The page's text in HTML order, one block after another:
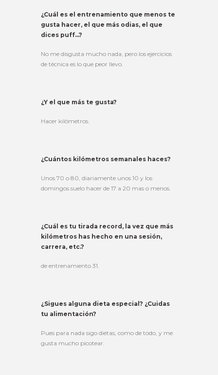
¿Cuál es el entrenamiento que menos te
gusta hacer, el que más odias, el que
dices puff…?
No me disgusta mucho nada, pero los ejercicios
de técnica es lo que peor llevo.
¿Y el que más te gusta?
Hacer kilómetros.
¿Cuántos kilómetros semanales haces?
Unos 70 o 80, diariamente unos 10 y los
domingos suelo hacer de 17 a 20 mas o menos.
¿Cuál es tu tirada record, la vez que más
kilómetros has hecho en una sesión,
carrera, etc.?
de entrenamiento 31.
¿Sigues alguna dieta especial? ¿Cuidas
tu alimentación?
Pues para nada sigo dietas, como de todo, y me
gusta mucho picotear.